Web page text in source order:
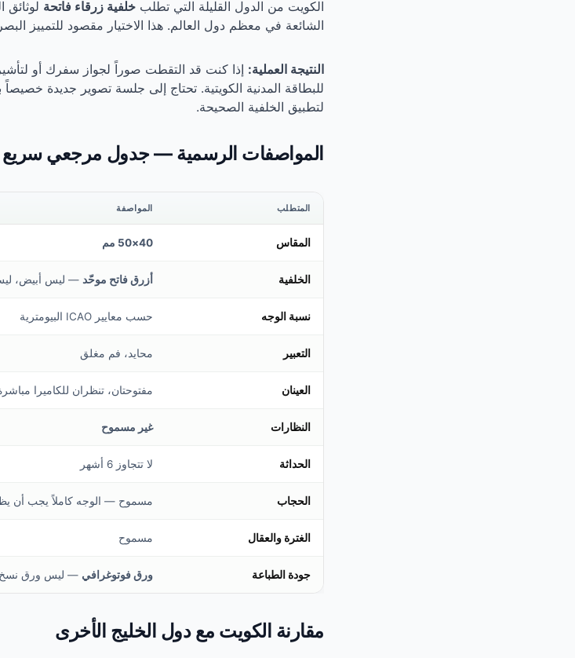
الكويت من الدول القليلة التي تطلب خلفية زرقاء فاتحة لوثائق
الشائعة في معظم دول العالم. هذا الاختيار مقصود للتمييز
النتيجة العملية: إذا كنت قد التقطت صوراً لجواز سفرك أو
لتطبيق الخلفية الصحيحة.
المواصفات الرسمية — جدول مرجعي سريع
المتطلب المواصفة
المقاس 40×50 مم
الخلفية أزرق فاتح موحّد — ليس أبيض،
نسبة الوجه حسب معايير ICAO البيومترية
التعبير محايد، فم مغلق
العينان مفتوحتان، تنظران للكاميرا
النظارات غير مسموح
الحداثة لا تتجاوز 6 أشهر
الحجاب مسموح — الوجه كاملاً يجب أن
الغترة والعقال مسموح
جودة الطباعة ورق فوتوغرافي — ليس ورق نسخ
مقارنة الكويت مع دول الخليج الأخرى